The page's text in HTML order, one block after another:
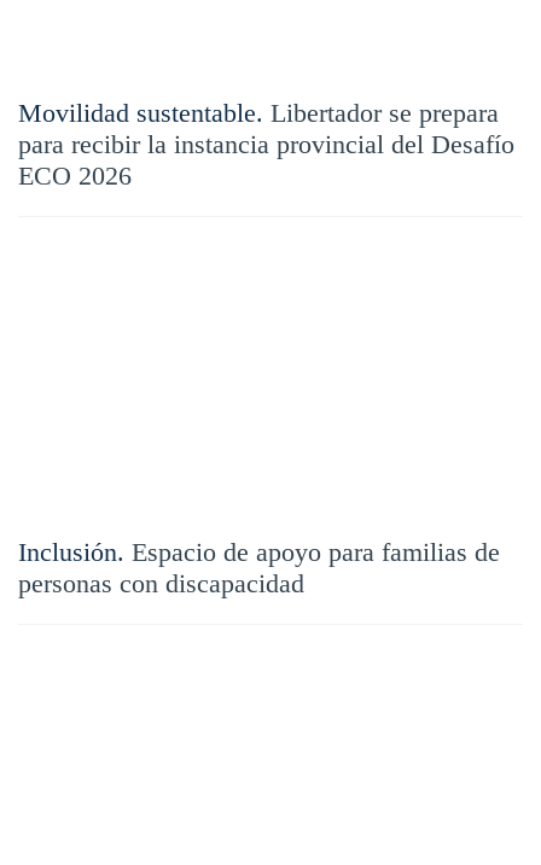
Movilidad sustentable. Libertador se prepara
para recibir la instancia provincial del Desafío
ECO 2026
Inclusión. Espacio de apoyo para familias de
personas con discapacidad